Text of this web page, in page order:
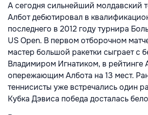
А сегодня сильнейший молдавский
Албот дебютировал в
последнего в 2012 году турнира
US Open. В первом отборочном
мастер большой ракетки сыграет с
Владимиром Игнатиком, в рейтинге
опережающим Албота на 13 мест.
теннисисты уже встречались один
Кубка Дэвиса победа досталась